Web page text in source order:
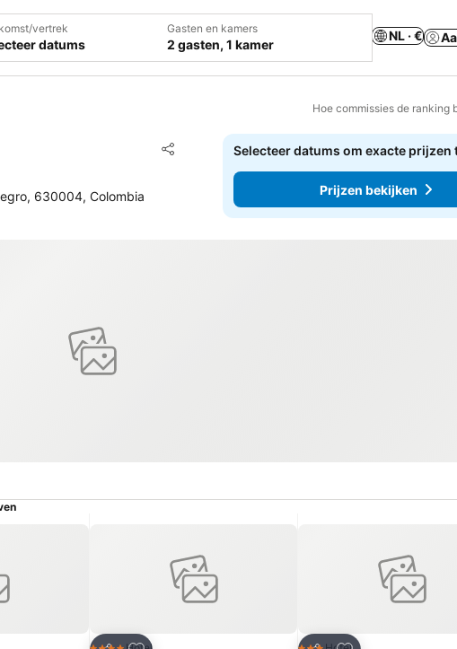
vertrek
datums
Gasten en kamers
2 gasten, 1 kamer
NL · €
Hoe commissies de ranking
Delen
Toevoegen aan favorieten
630004, Colombia
Selecteer datums om exacte prijzen
Prijzen bekijken